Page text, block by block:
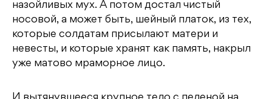
назойливых мух. А потом достал чистый
носовой, а может быть, шейный платок, из тех,
которые солдатам присылают матери и
невесты, и которые хранят как память, накрыл
уже матово мраморное лицо.